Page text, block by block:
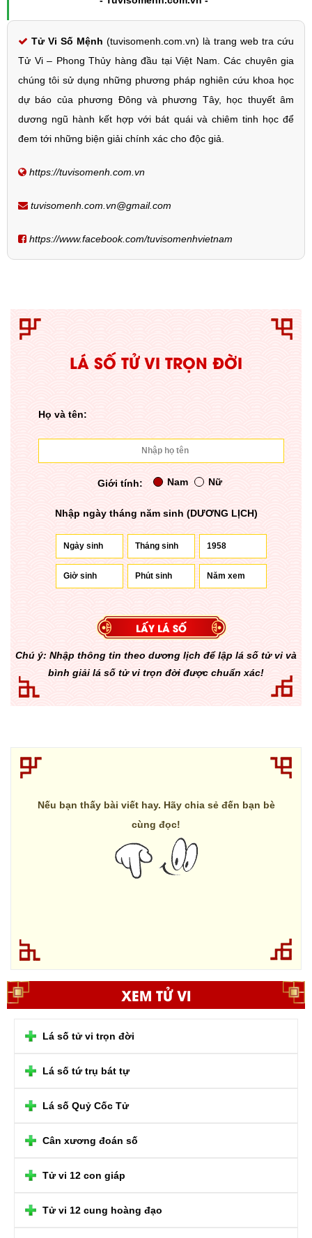
Tử Vi Số Mệnh (tuvisomenh.com.vn) là trang web tra cứu
Tử Vi – Phong Thủy hàng đầu tại Việt Nam. Các chuyên gia
chúng tôi sử dụng những phương pháp nghiên cứu khoa học
dự báo của phương Đông và phương Tây, học thuyết âm
dương ngũ hành kết hợp với bát quái và chiêm tinh học để
đem tới những biện giải chính xác cho độc giả.
https://tuvisomenh.com.vn
tuvisomenh.com.vn@gmail.com
https://www.facebook.com/tuvisomenhvietnam
LÁ SỐ TỬ VI TRỌN ĐỜI
Họ và tên:
Giới tính: Nam Nữ
Nhập ngày tháng năm sinh (DƯƠNG LỊCH)
Chú ý: Nhập thông tin theo dương lịch để lập lá số tử vi và
bình giải lá số tử vi trọn đời được chuẩn xác!
Nếu bạn thấy bài viết hay. Hãy chia sẻ đến bạn bè
cùng đọc!
XEM TỬ VI
Lá số tử vi trọn đời
Lá số tứ trụ bát tự
Lá số Quỷ Cốc Tử
Cân xương đoán số
Tử vi 12 con giáp
Tử vi 12 cung hoàng đạo